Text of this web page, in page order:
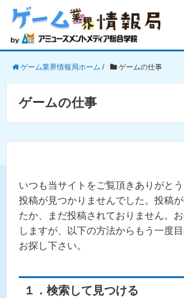
ゲーム業界情報局ホーム / ゲームの仕事
ゲームの仕事
いつも当サイトをご覧頂きありがとう
投稿が見つかりませんでした。投稿
たか、まだ投稿されておりません。
しますが、以下の方法からもう一度
お探し下さい。
１．検索して見つける